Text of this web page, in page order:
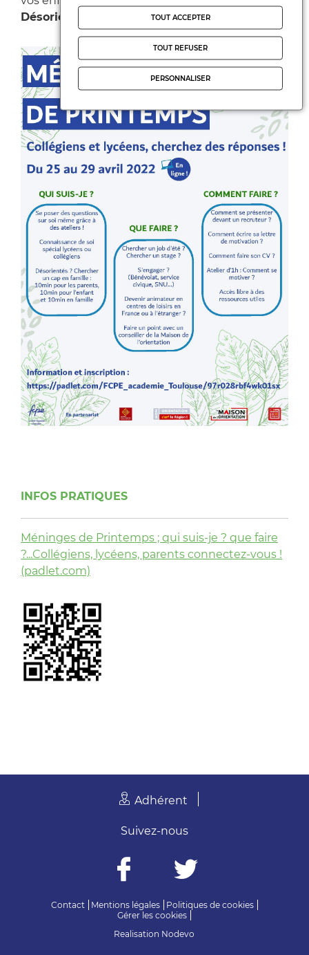
Désorientés face à l'orientation ».
INFOS PRATIQUES
Méninges de Printemps ; qui suis-je ? que faire
?...Collégiens, lycéens, parents connectez-vous !
(padlet.com)
Adhérent
Contact Mentions légales
Politiques de cookies
Gérer les cookies
Realisation Nodevo
Suivez-nous
TOUT ACCEPTER
TOUT REFUSER
PERSONNALISER